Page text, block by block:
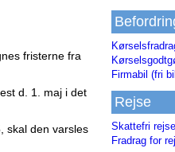
fristerne fra
d. 1. maj i det
skal den varsles
Firmabil (fri
Rejse
Skattefri
Fradrag for